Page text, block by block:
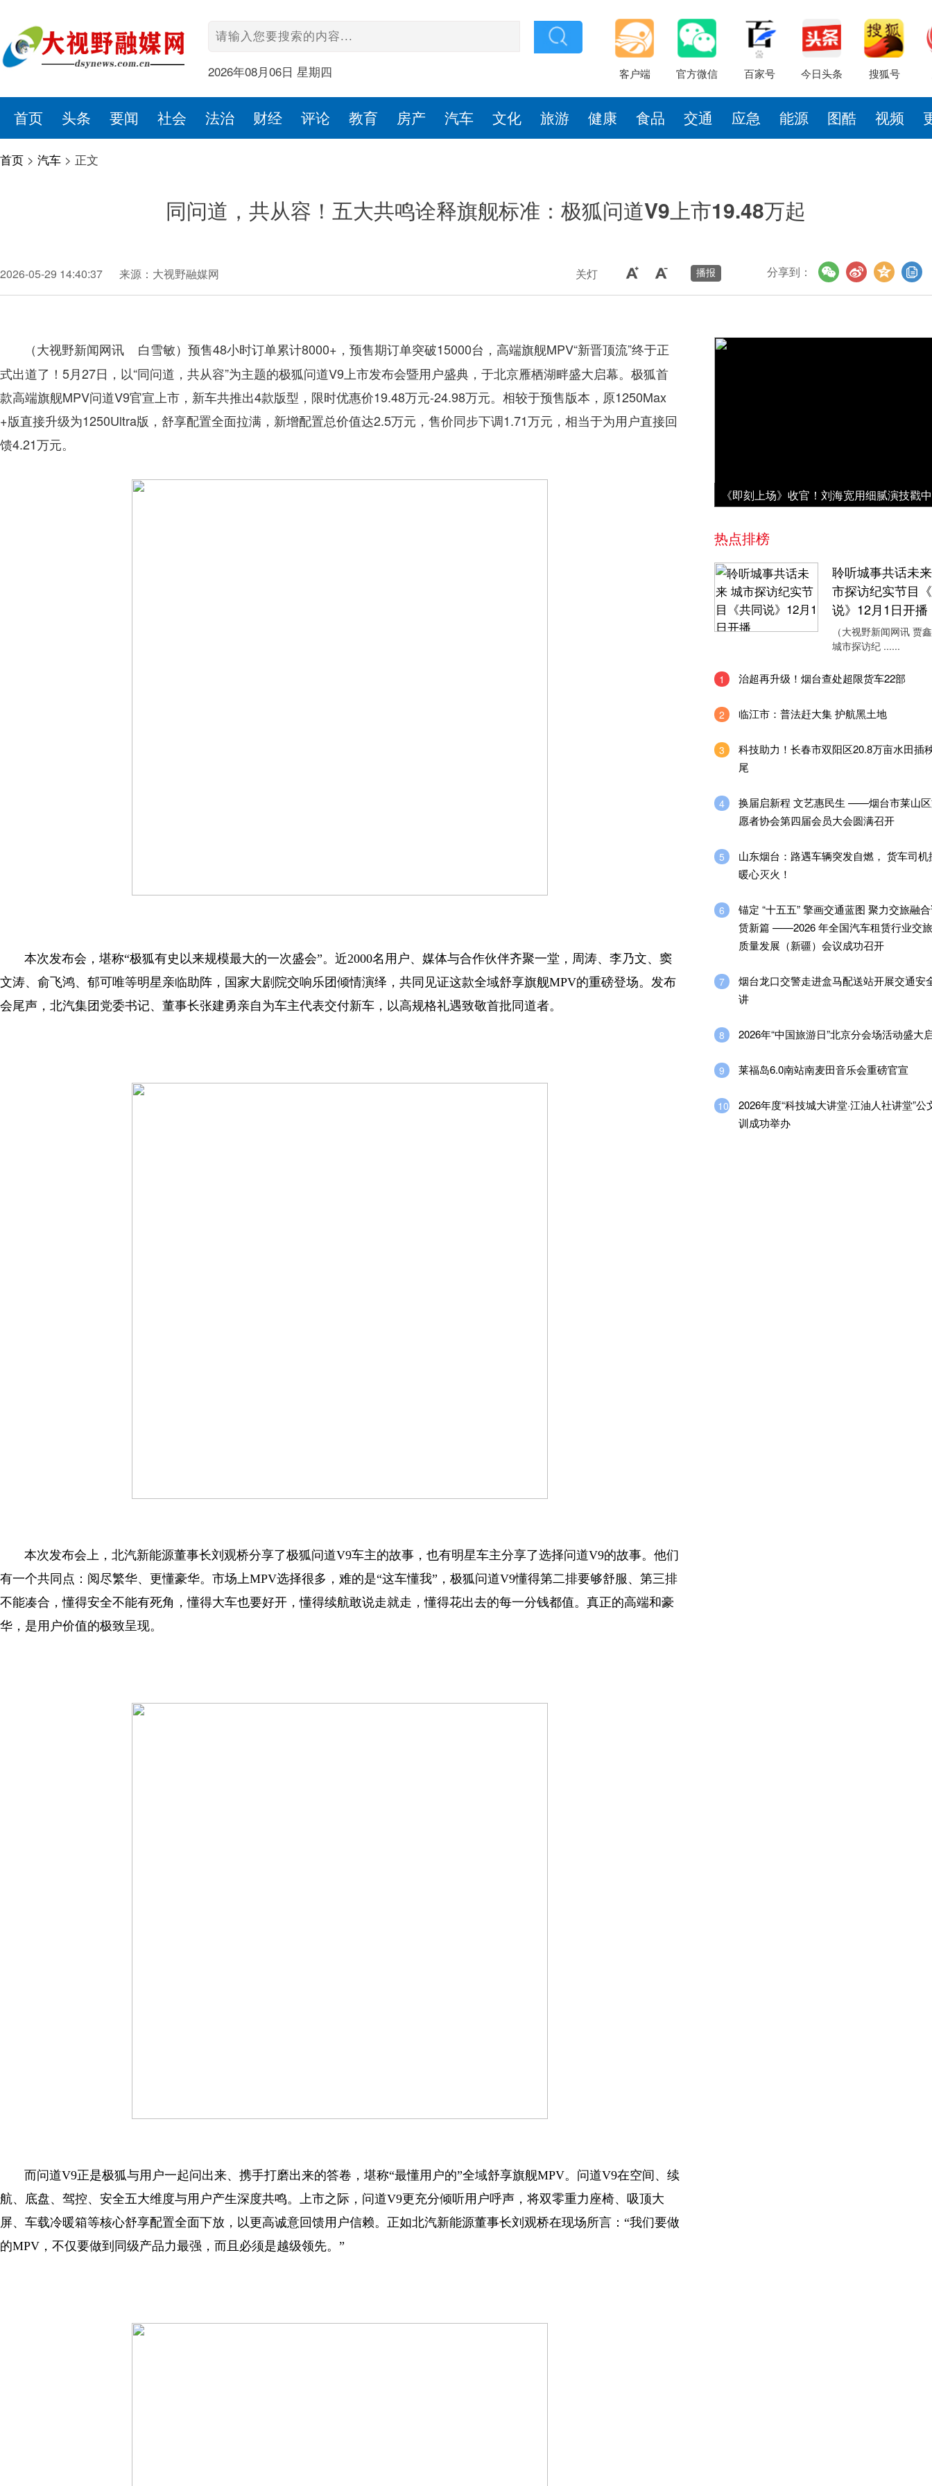
2026年08月06日 星期四 客户端 官方微信 百家号 今日头条 搜狐号
首页 头条 要闻 社会 法治 财经 评论 教育 房产 汽车 文化 旅游 健康 食品 交通 应急 能源 图酷 视频
首页 > 汽车 > 正文
同问道，共从容！五大共鸣诠释旗舰标准：极狐问道V9上市19.48万起
2026-05-29 14:40:37 来源：大视野融媒网 关灯 分享到：
（大视野新闻网讯 白雪敏） 预售48小时订单累计8000+，预售期订单突破15000台，高端旗舰MPV“新晋顶流”终于正
式出道了！5月27日，以“同问道，共从容”为主题的极狐问道V9上市发布会暨用户盛典，于北京雁栖湖畔盛大启幕。极狐首
款高端旗舰MPV问道V9官宣上市，新车共推出4款版型，限时优惠价19.48万元-24.98万元。相较于预售版本，原1250Max
+版直接升级为1250Ultra版，舒享配置全面拉满，新增配置总价值达2.5万元，售价同步下调1.71万元，相当于为用户直接回
馈4.21万元。
本次发布会，堪称“极狐有史以来规模最大的一次盛会”。近2000名用户、媒体与合作伙伴齐聚一堂，周涛、李乃文、窦
文涛、俞飞鸿、郁可唯等明星亲临助阵，国家大剧院交响乐团倾情演绎，共同见证这款全域舒享旗舰MPV的重磅登场。发布
会尾声，北汽集团党委书记、董事长张建勇亲自为车主代表交付新车，以高规格礼遇致敬首批同道者。
本次发布会上，北汽新能源董事长刘观桥分享了极狐问道V9车主的故事，也有明星车主分享了选择问道V9的故事。他们
有一个共同点：阅尽繁华、更懂豪华。市场上MPV选择很多，难的是“这车懂我”，极狐问道V9懂得第二排要够舒服、第三排
不能凑合，懂得安全不能有死角，懂得大车也要好开，懂得续航敢说走就走，懂得花出去的每一分钱都值。真正的高端和豪
华，是用户价值的极致呈现。
而问道V9正是极狐与用户一起问出来、携手打磨出来的答卷，堪称“最懂用户的”全域舒享旗舰MPV。问道V9在空间、续
航、底盘、驾控、安全五大维度与用户产生深度共鸣。上市之际，问道V9更充分倾听用户呼声，将双零重力座椅、吸顶大
屏、车载冷暖箱等核心舒享配置全面下放，以更高诚意回馈用户信赖。正如北汽新能源董事长刘观桥在现场所言：“我们要做
的MPV，不仅要做到同级产品力最强，而且必须是越级领先。”
热点排榜
聆听城事共话未
市探访纪实节目
说》12月1日开播
（大视野新闻网讯 贾
城市探访纪 ......
1 治超再升级！烟台查处超限货车22部
2 临江市：普法赶大集 护航黑土地
3
科技助力！长春市双阳区20.8万亩水田插
尾
4
换届启新程 文艺惠民生 ——烟台市莱山
愿者协会第四届会员大会圆满召开
5
山东烟台：路遇车辆突发自燃， 货车司机
暖心灭火！
6
锚定 “十五五” 擎画交通蓝图 聚力交旅融
赁新篇 ——2026 年全国汽车租赁行业交
质量发展（新疆）会议成功召开
7
烟台龙口交警走进盒马配送站开展交通安
讲
8 2026年“中国旅游日”北京分会场活动盛大
9 莱福岛6.0南站南麦田音乐会重磅官宣
10
2026年度“科技城大讲堂·江油人社讲堂”公
训成功举办